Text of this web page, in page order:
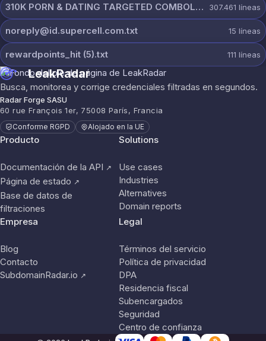
310K PORN & DATING TARGETED COMBOLIST.txt 307.461 líneas
noreply@id.supercell.com.txt 15 líneas
rewardpoints_hit (5).txt 111 líneas
LeakRadar
Busca, monitorea y corrige credenciales filtradas en segundos.
Radar Forge SASU
60 rue François 1er, 75008 París, Francia
Conforme RGPD Alojado en la UE
Producto
Documentación de la API ↗
Página de estado ↗
Base de datos de
filtraciones
Solutions
Use cases
Industries
Alternatives
Domain reports
Empresa
Blog
Contacto
SubdomainRadar.io ↗
Legal
Términos del servicio
Política de privacidad
DPA
Residencia fiscal
Subencargados
Seguridad
Centro de confianza